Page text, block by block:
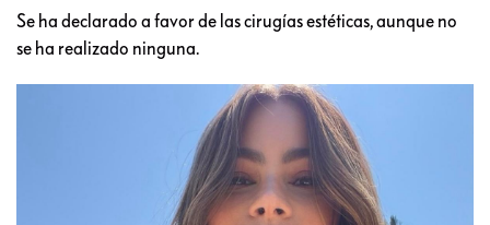
Se ha declarado a favor de las cirugías estéticas, aunque no
se ha realizado ninguna.